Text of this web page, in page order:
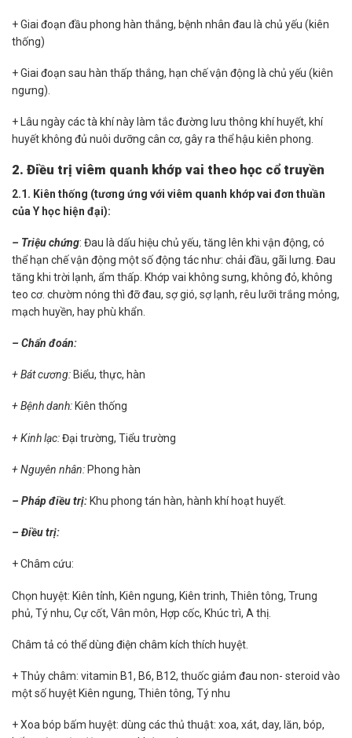
+ Giai đoạn đầu phong hàn thắng, bệnh nhân đau là chủ yếu (kiên
thống)
+ Giai đoạn sau hàn thấp thắng, hạn chế vận động là chủ yếu (kiên
ngưng).
+ Lâu ngày các tà khí này làm tắc đường lưu thông khí huyết, khí
huyết không đủ nuôi dưỡng cân cơ, gây ra thể hậu kiên phong.
2. Điều trị viêm quanh khớp vai theo học cổ truyền
2.1. Kiên thống (tương ứng với viêm quanh khớp vai đơn thuần
của Y học hiện đại):
– Triệu chứng: Đau là dấu hiệu chủ yếu, tăng lên khi vận động, có
thể hạn chế vận động một số động tác như: chải đầu, gãi lưng. Đau
tăng khi trời lạnh, ẩm thấp. Khớp vai không sưng, không đỏ, không
teo cơ. chườm nóng thì đỡ đau, sợ gió, sợ lạnh, rêu lưỡi trắng mỏng,
mạch huyền, hay phù khẩn.
– Chẩn đoán:
+ Bát cương: Biểu, thực, hàn
+ Bệnh danh: Kiên thống
+ Kinh lạc:Đại trường, Tiểu trường
+ Nguyên nhân: Phong hàn
– Pháp điều trị: Khu phong tán hàn, hành khí hoạt huyết.
– Điều trị:
+ Châm cứu:
Chọn huyệt: Kiên tỉnh, Kiên ngung, Kiên trinh, Thiên tông, Trung
phủ, Tý nhu, Cự cốt, Vân môn, Hợp cốc, Khúc trì, A thị.
Châm tả có thể dùng điện châm kích thích huyệt.
+ Thủy châm: vitamin B1, B6, B12, thuốc giảm đau non- steroid vào
một số huyệt Kiên ngung, Thiên tông, Tý nhu
+ Xoa bóp bấm huyệt: dùng các thủ thuật: xoa, xát, day, lăn, bóp,